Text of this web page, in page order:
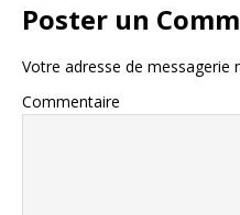
Poster un
Votre adresse de messagerie
Commentaire